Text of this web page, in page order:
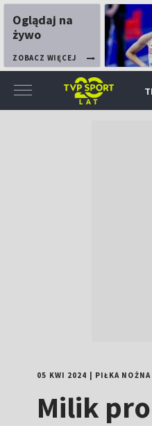
Oglądaj na
żywo
ZOBACZ WIĘCEJ
05 KWI 2024 PIŁKA NOŻNA
Milik